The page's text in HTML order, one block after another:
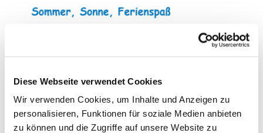
Diese Webseite verwendet Cookies
Wir verwenden Cookies, um Inhalte und Anzeigen zu
personalisieren, Funktionen für soziale Medien anbieten
zu können und die Zugriffe auf unsere Website zu